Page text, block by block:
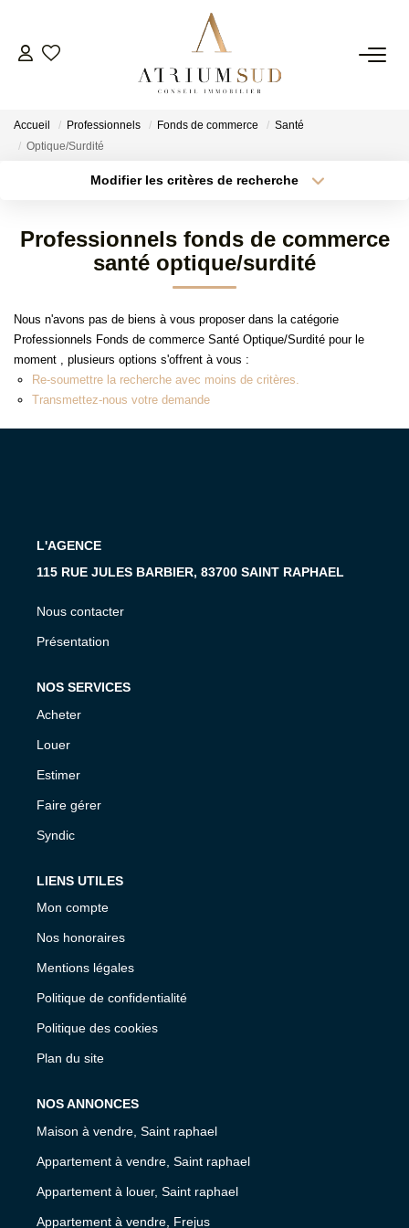
TRANSACTION
SYNDIC
ESTIMATION
AGENCE
Accueil Professionnels Fonds de commerce
Santé
Optique/Surdité
Modifier les critères de recherche
Type de bien
Surface min
Créer une alerte
Professionnels fonds de commerce
santé optique/surdité
Nous n'avons pas de biens à vous proposer dans la catégorie
Professionnels Fonds de commerce Santé Optique/Surdité pour le
moment , plusieurs options s'offrent à vous :
Re-soumettre la recherche avec moins de critères.
Transmettez-nous votre demande
L'AGENCE
115 RUE JULES BARBIER, 83700 SAINT RAPHAEL
Nous contacter
Présentation
NOS SERVICES
Acheter
Louer
Estimer
Faire gérer
Syndic
LIENS UTILES
Mon compte
Nos honoraires
Mentions légales
Politique de confidentialité
Politique des cookies
Plan du site
NOS ANNONCES
Maison à vendre, Saint raphael
Appartement à vendre, Saint raphael
Appartement à louer, Saint raphael
Appartement à vendre, Frejus